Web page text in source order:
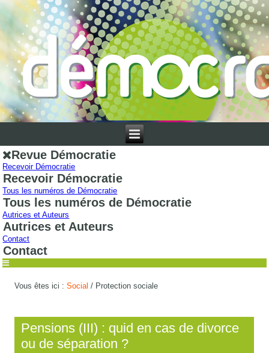
Revue Démocratie
Recevoir Démocratie
Recevoir Démocratie
Tous les numéros de Démocratie
Tous les numéros de Démocratie
Autrices et Auteurs
Autrices et Auteurs
Contact
Contact
Vous êtes ici :Social / Protection sociale
Pensions (III) : quid en cas de divorce
ou de séparation ?